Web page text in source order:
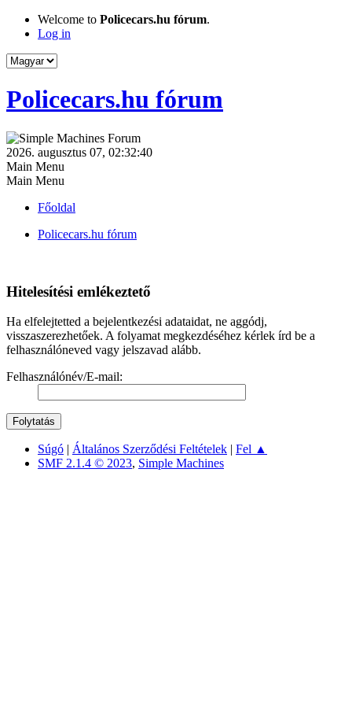
Welcome to Policecars.hu fórum.
Log in
Policecars.hu fórum
2026. augusztus 07, 02:32:40
Main Menu
Main Menu
Főoldal
Policecars.hu fórum
Hitelesítési emlékeztető
Ha elfelejtetted a bejelentkezési adataidat, ne aggódj,
visszaszerezhetőek. A folyamat megkezdéséhez kérlek írd be a
felhasználóneved vagy jelszavad alább.
Felhasználónév/E-mail:
Súgó | Általános Szerződési Feltételek | Fel ▲
SMF 2.1.4 © 2023, Simple Machines